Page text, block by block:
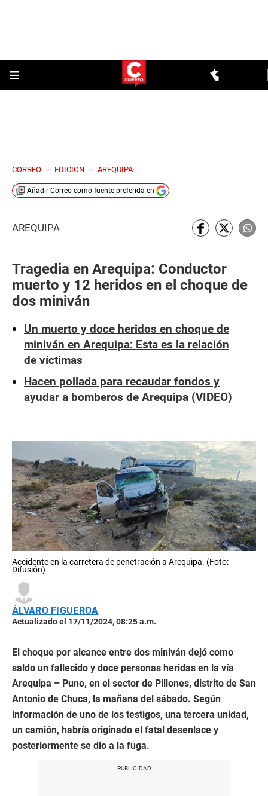
CORREO > EDICION > AREQUIPA
Añadir Correo como fuente preferida en
AREQUIPA
Tragedia en Arequipa: Conductor
muerto y 12 heridos en el choque de
dos miniván
Un muerto y doce heridos en choque de
miniván en Arequipa: Esta es la relación
de víctimas
Hacen pollada para recaudar fondos y
ayudar a bomberos de Arequipa (VIDEO)
Accidente en la carretera de penetración a Arequipa. (Foto:
Difusión)
ÁLVARO FIGUEROA
Actualizado el 17/11/2024, 08:25 a.m.
El choque por alcance entre dos miniván dejó como
saldo un fallecido y doce personas heridas en la vía
Arequipa – Puno, en el sector de Pillones, distrito de San
Antonio de Chuca, la mañana del sábado. Según
información de uno de los testigos, una tercera unidad,
un camión, habría originado el fatal desenlace y
posteriormente se dio a la fuga.